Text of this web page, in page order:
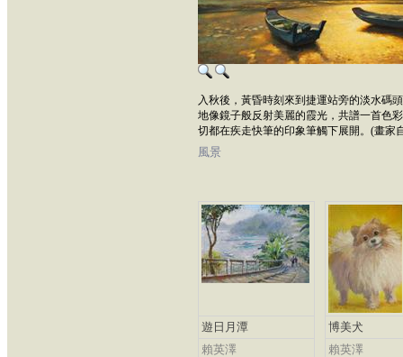
入秋後，黃昏時刻來到捷運站旁的淡水碼
地像鏡子般反射美麗的霞光，共譜一首色
切都在疾走快筆的印象筆觸下展開。(畫家
風景
遊日月潭
賴英澤
博美犬
賴英澤